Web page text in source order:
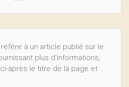
à un article publié sur le
plus d’informations,
après le titre de la page et